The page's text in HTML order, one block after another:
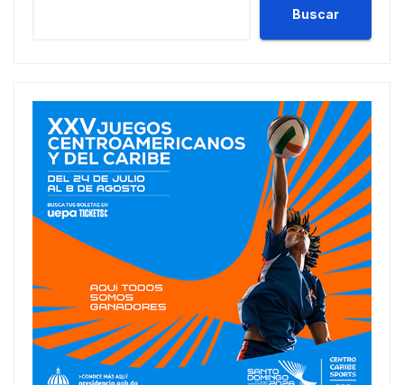
Buscar